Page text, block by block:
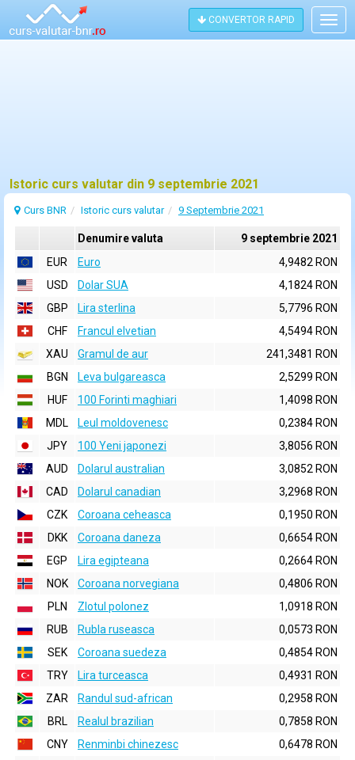
CONVERTOR RAPID
Istoric curs valutar din 9 septembrie 2021
Curs BNR Istoric curs valutar 9 Septembrie 2021
Denumire valuta
9 septembrie 2021
EUR
Euro
4,9482 RON
USD
Dolar SUA
4,1824 RON
GBP
Lira sterlina
5,7796 RON
CHF
Francul elvetian
4,5494 RON
XAU
Gramul de aur
241,3481 RON
BGN
Leva bulgareasca
2,5299 RON
HUF
100 Forinti maghiari
1,4098 RON
MDL
Leul moldovenesc
0,2384 RON
JPY
100 Yeni japonezi
3,8056 RON
AUD
Dolarul australian
3,0852 RON
CAD
Dolarul canadian
3,2968 RON
CZK
Coroana ceheasca
0,1950 RON
DKK
Coroana daneza
0,6654 RON
EGP
Lira egipteana
0,2664 RON
NOK
Coroana norvegiana
0,4806 RON
PLN
Zlotul polonez
1,0918 RON
RUB
Rubla ruseasca
0,0573 RON
SEK
Coroana suedeza
0,4854 RON
TRY
Lira turceasca
0,4931 RON
ZAR
Randul sud-african
0,2958 RON
BRL
Realul brazilian
0,7858 RON
CNY
Renminbi chinezesc
0,6478 RON